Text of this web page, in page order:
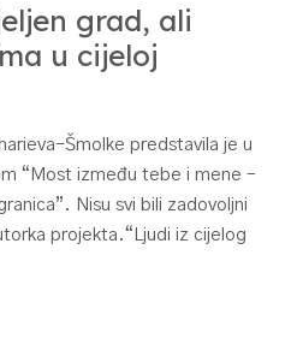
grad, ali
u cijeloj
Šmolke predstavila je u
“Most između tebe i mene –
Nisu svi bili zadovoljni
projekta.“Ljudi iz cijelog